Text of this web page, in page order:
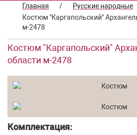
Главная
/ Русские народные
Костюм "Каргапольский"
м-2478
Костюм "Каргапольский"
области м-2478
Комплектация: